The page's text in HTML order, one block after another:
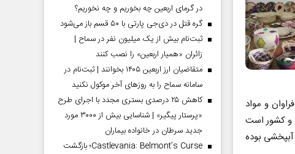
و مواد
و کشور است
بوده
در گرمای اربعین چه بخوریم و چه نخوریم؟
گره قتل در دی‌جی پارتی با ۵۰ قسم باز می‌شود
ثبت‌نام بیش از یک میلیون نفر در سماح |
زائران «همیار اربعین» را نصب کنند
متقاضیان ارز اربعین ۱۴۰۵ بخوانند | ثبت‌نام در
سامانه سماح را به روز‌های آخر موکول نکنید
کاهش ۲۵ درصدی بستری مجدد با اجرای طرح
«پرستار پیگیر» | شناسایی بیش از ۳۰۰۰ مورد
جدید سرطان در خانواده بیماران
Castlevania: Belmont’s Curse؛ بازگشت